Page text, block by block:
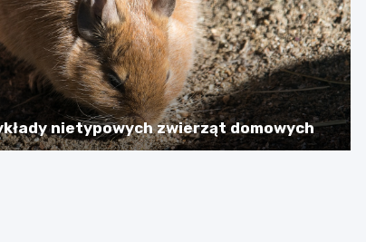
nietypowych zwierząt domowych